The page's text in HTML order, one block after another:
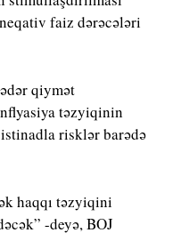
faiz dərəcələri
qiymət
təzyiqinin
risklər barədə
haqqı təzyiqini
-deyə, BOJ